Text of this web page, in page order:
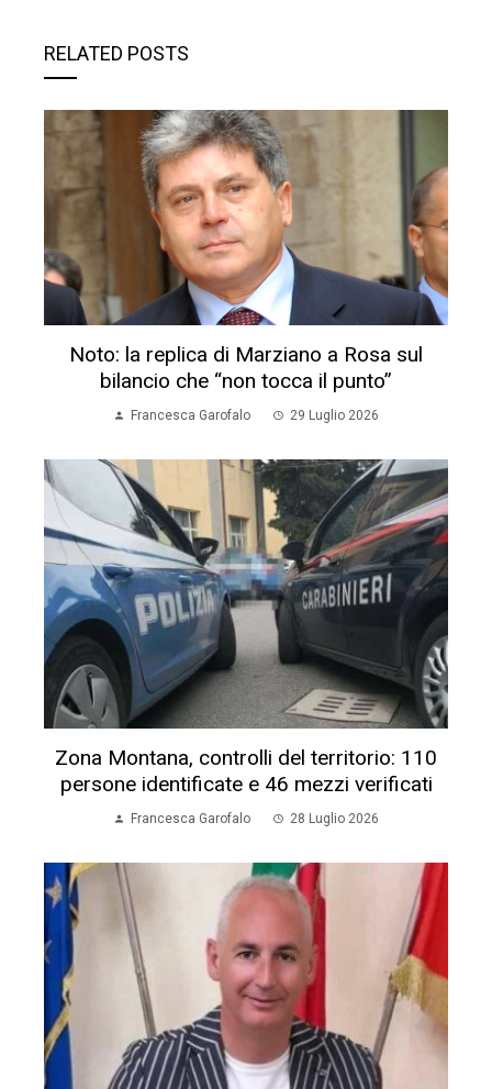
RELATED POSTS
Noto: la replica di Marziano a Rosa sul
bilancio che “non tocca il punto”
Francesca Garofalo 29 Luglio 2026
Zona Montana, controlli del territorio: 110
persone identificate e 46 mezzi verificati
Francesca Garofalo 28 Luglio 2026